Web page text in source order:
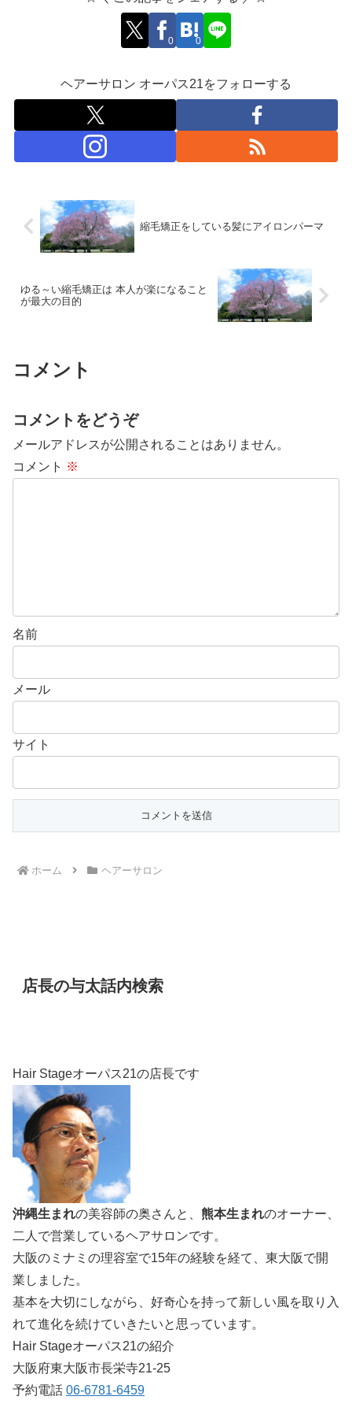
0 0
ヘアーサロン オーパス21をフォローする
縮毛矯正をしている髪にアイロンパーマ
ゆる～い縮毛矯正は 本人が楽になること
が最大の目的
コメント
コメントをどうぞ
メールアドレスが公開されることはありません。
コメント ※
名前
メール
サイト
ホーム ヘアーサロン
店長の与太話内検索
Hair Stageオーパス21の店長です
沖縄生まれの美容師の奥さんと、 熊本生まれのオーナー、
二人で営業しているヘアサロンです。
大阪のミナミの理容室で15年の経験を経て、東大阪で開
業しました。
基本を大切にしながら、好奇心を持って新しい風を取り入
れて進化を続けていきたいと思っています。
Hair Stageオーパス21の紹介
大阪府東大阪市長栄寺21-25
予約電話 06-6781-6459